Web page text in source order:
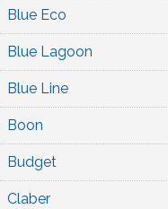
Blue Eco
Blue Lagoon
Blue Line
Boon
Budget
Claber